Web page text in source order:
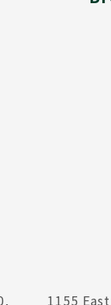
1155